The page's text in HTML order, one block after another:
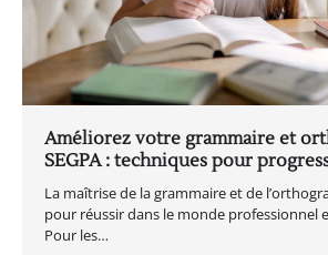
Améliorez votre grammaire et
SEGPA : techniques pour
La maîtrise de la grammaire et de
pour réussir dans le monde professionnel
Pour les…